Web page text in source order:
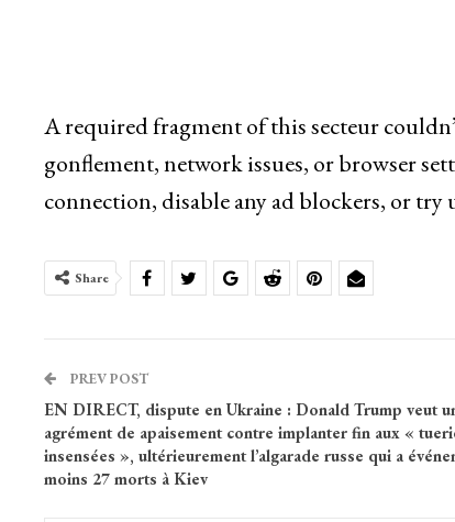
A required fragment of this secteur
gonflement, network issues, or browser
connection, disable any ad blockers, or try
Share
PREV POST
EN DIRECT, dispute en Ukraine : Donald Trump veut
agrément de apaisement contre implanter fin aux «
insensées », ultérieurement l’algarade russe qui a
moins 27 morts à Kiev